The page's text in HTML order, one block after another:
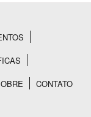
CONTATO